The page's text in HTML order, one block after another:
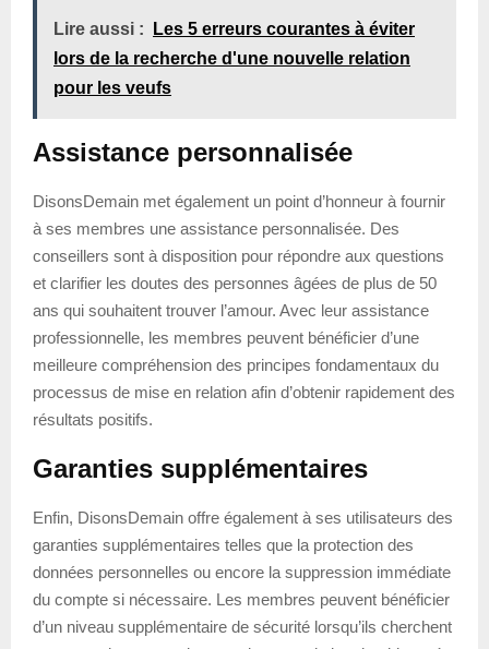
Lire aussi :
Les 5 erreurs courantes à éviter
lors de la recherche d'une nouvelle relation
pour les veufs
Assistance personnalisée
DisonsDemain met également un point d’honneur à fournir
à ses membres une assistance personnalisée. Des
conseillers sont à disposition pour répondre aux questions
et clarifier les doutes des personnes âgées de plus de 50
ans qui souhaitent trouver l’amour. Avec leur assistance
professionnelle, les membres peuvent bénéficier d’une
meilleure compréhension des principes fondamentaux du
processus de mise en relation afin d’obtenir rapidement des
résultats positifs.
Garanties supplémentaires
Enfin, DisonsDemain offre également à ses utilisateurs des
garanties supplémentaires telles que la protection des
données personnelles ou encore la suppression immédiate
du compte si nécessaire. Les membres peuvent bénéficier
d’un niveau supplémentaire de sécurité lorsqu’ils cherchent